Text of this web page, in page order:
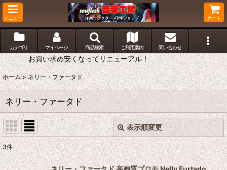
メニュー カート
カテゴリ マイページ 商品検索 ご利用案内 問い合わせ
お買い求め安くなってリニューアル！
ホーム > ネリー・ファータド
ネリー・ファータド
表示順変更
表示数:
閉じる
3件